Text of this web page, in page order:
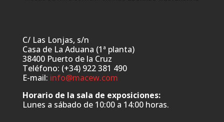
C/ Las Lonjas, s/n
Casa de La Aduana (1ª planta)
38400 Puerto de la Cruz
Teléfono: (+34) 922 381 490
E-mail: info@macew.com
Horario de la sala de exposiciones:
Lunes a sábado de 10:00 a 14:00 horas.